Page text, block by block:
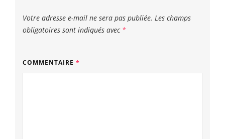
Votre adresse e-mail ne sera pas publiée. Les champs
obligatoires sont indiqués avec *
COMMENTAIRE *